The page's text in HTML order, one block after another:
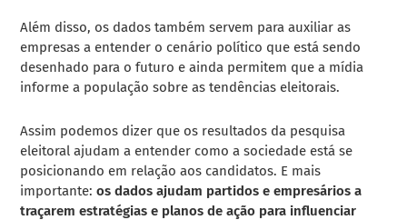
Além disso, os dados também servem para auxiliar as
empresas a entender o cenário político que está sendo
desenhado para o futuro e ainda permitem que a mídia
informe a população sobre as tendências eleitorais.
Assim podemos dizer que os resultados da pesquisa
eleitoral ajudam a entender como a sociedade está se
posicionando em relação aos candidatos. E mais
importante: os dados ajudam partidos e empresários a
traçarem estratégias e planos de ação para influenciar